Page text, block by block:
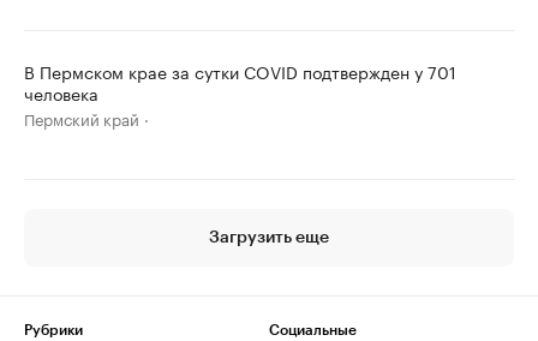
В Пермском крае за сутки COVID подтвержден у 701
человека
Пермский край
Загрузить еще
Рубрики
Социальные